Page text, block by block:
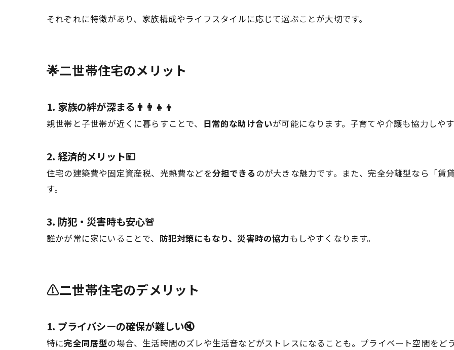
それぞれに特徴があり、家族構成やライフスタイルに応じて選ぶことが大切です。
🌟二世帯住宅のメリット
1. 家族の絆が深まる👨‍👩‍👧‍👦
親世帯と子世帯が近くに暮らすことで、 日常的な助け合いが可能になります。子育てや介護も協力しや
2. 経済的メリット💴
住宅の建築費や固定資産税、光熱費などを分担できるのが大きな魅力です。また、完全分離型なら「賃
す。
3. 防犯・災害時も安心🚨
誰かが常に家にいることで、 防犯対策にもなり、災害時の協力もしやすくなります。
⚠️二世帯住宅のデメリット
1. プライバシーの確保が難しい🔇
特に完全同居型の場合、生活時間のズレや生活音などがストレスになることも。プライベート空間をど